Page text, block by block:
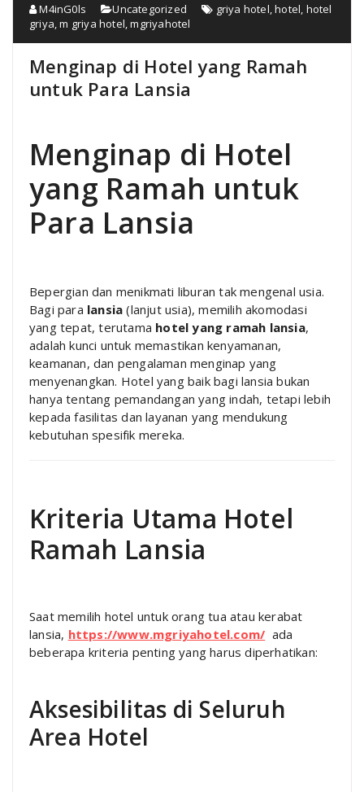
M4inG0ls Uncategorized griya hotel ,hotel hotel
griya ,m griya hotel ,mgriyahotel
Menginap di Hotel yang Ramah
untuk Para Lansia
Menginap di Hotel
yang Ramah untuk
Para Lansia
Bepergian dan menikmati liburan tak mengenal usia.
Bagi para lansia (lanjut usia), memilih akomodasi
yang tepat, terutama hotel yang ramah lansia,
adalah kunci untuk memastikan kenyamanan,
keamanan, dan pengalaman menginap yang
menyenangkan. Hotel yang baik bagi lansia bukan
hanya tentang pemandangan yang indah, tetapi lebih
kepada fasilitas dan layanan yang mendukung
kebutuhan spesifik mereka.
Kriteria Utama Hotel
Ramah Lansia
Saat memilih hotel untuk orang tua atau kerabat
lansia, https://www.mgriyahotel.com/ ada
beberapa kriteria penting yang harus diperhatikan:
Aksesibilitas di Seluruh
Area Hotel